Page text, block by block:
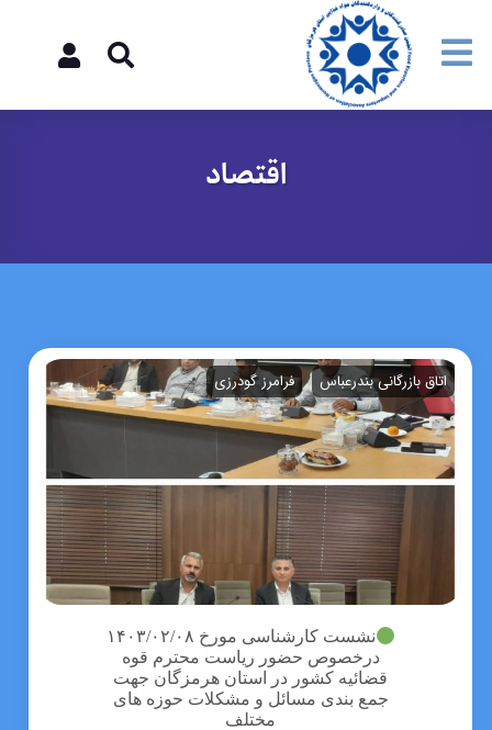
اقتصاد
اتاق بازرگانی بندرعباس فرامرز گودرزی
نشست کارشناسی مورخ ۱۴۰۳/۰۲/۰۸
درخصوص حضور ریاست محترم قوه
قضائیه کشور در استان هرمزگان جهت
جمع بندی مسائل و مشکلات حوزه های
مختلف